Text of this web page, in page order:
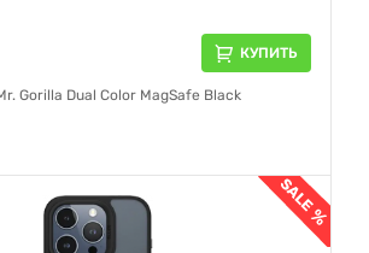
КУПИТЬ
Gorilla Dual Color MagSafe Black